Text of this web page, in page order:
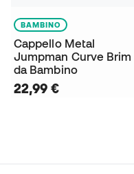
BAMBINO
Cappello Metal
Jumpman Curve Brim
da Bambino
22,99 €